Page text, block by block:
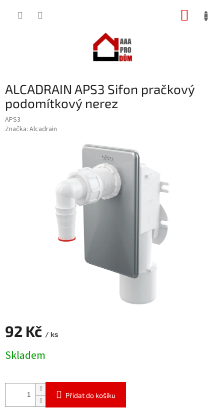
ALCADRAIN APS3 Sifon pračkový
podomítkový nerez
APS3
Značka: Alcadrain
92 Kč / ks
cena:
Skladem
Přidat do košíku